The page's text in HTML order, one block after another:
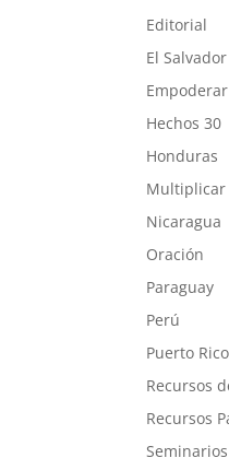
Editorial
El Salvador
Hechos 30
Honduras
Multiplicar
Nicaragua
Oración
Paraguay
Perú
Puerto Rico
Recursos
Recursos
Seminarios